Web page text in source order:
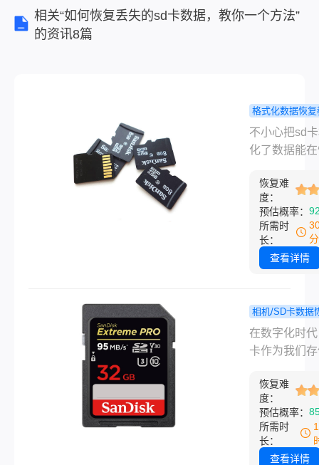
是，请放心，大部分情
相关“如何恢复丢失的sd卡数据，教你一个方法”
的资讯8篇
格式化数据恢复
不小心把sd
式化了数据
析数据恢复
案！
不小心把sd
化了数据能
SD卡格式化
据丢失可能
到惊慌和沮
是，请放心
分情况下，
复。下面将
些常用的数
方法。
恢复难
度：
预估概率：
所需时
长：
查看详情
相机/SD卡数据
程 如何恢
照片？教你
在数字化时
卡作为我们
常承载着珍
忆。然而，
于操作失误
原因，我们
不小心删除
恢复难
度：
预估概率：
所需时
长：
查看详情